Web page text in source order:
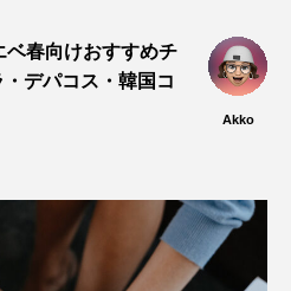
ベ春向けおすすめチ
デパコス・韓国コ
Akko